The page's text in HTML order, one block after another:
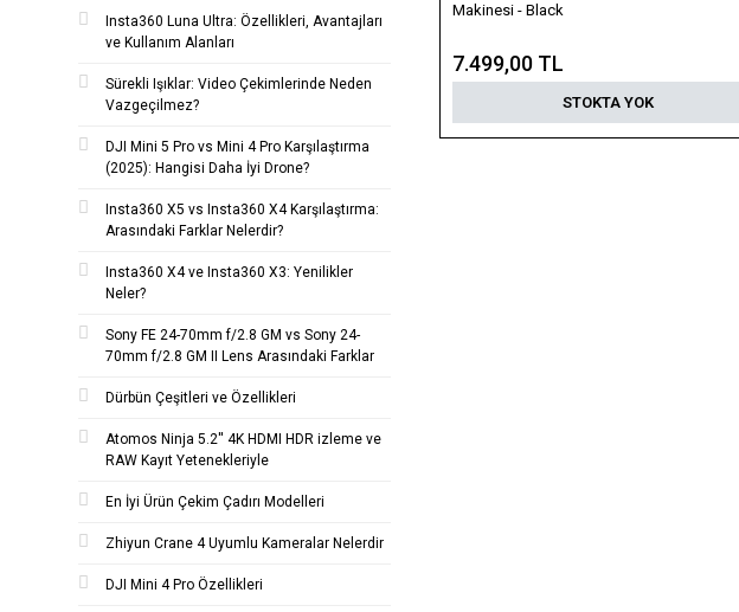
Insta360 Luna Ultra: Özellikleri, Avantajları
ve Kullanım Alanları
Sürekli Işıklar: Video Çekimlerinde Neden
Vazgeçilmez?
DJI Mini 5 Pro vs Mini 4 Pro Karşılaştırma
(2025): Hangisi Daha İyi Drone?
Insta360 X5 vs Insta360 X4 Karşılaştırma:
Arasındaki Farklar Nelerdir?
Insta360 X4 ve Insta360 X3: Yenilikler
Neler?
Sony FE 24-70mm f/2.8 GM vs Sony 24-
70mm f/2.8 GM II Lens Arasındaki Farklar
Dürbün Çeşitleri ve Özellikleri
Atomos Ninja 5.2'' 4K HDMI HDR izleme ve
RAW Kayıt Yetenekleriyle
En İyi Ürün Çekim Çadırı Modelleri
Zhiyun Crane 4 Uyumlu Kameralar Nelerdir
DJI Mini 4 Pro Özellikleri
Makinesi - Black
7.499,00 TL
STOKTA YOK